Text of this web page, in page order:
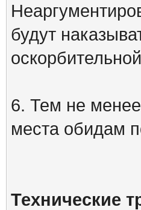
будут
6. Тем не
места обидам
Технические